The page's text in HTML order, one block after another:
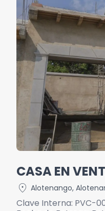
CASA EN
location_on Alotenango,
Clave Interna: PVC-